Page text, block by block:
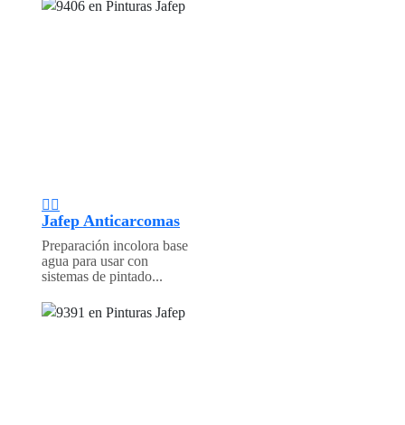
Jafep Anticarcomas
Preparación incolora base
agua para usar con
sistemas de pintado...